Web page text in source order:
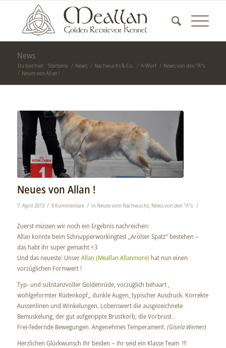
News
Du bist hier: Startseite / News / Nachwuchs & Co. / A-Wurf / News von den "A"s
/ Neues von Allan !
Neues von Allan !
7. April 2013 / 0 Kommentare / in Neues vom Nachwuchs, News von den "A"s /
Zuerst müssen wir noch ein Ergebnis nachreichen:
Allan konnte beim Schnupperworkingtest „Arolser Spatz“ bestehen –
das habt ihr super gemacht <3
Und das neueste: UnserAllan (Meallan Allanmore)hat nun einen
vorzüglichen Formwert !
Typ- und substanzvoller Goldenrüde, vorzüglich behaart ,
wohlgeformter Rüdenkopf,, dunkle Augen, typischer Ausdruck. Korrekte
Aussenlinen und Winkelungen. Lobenswert die ausgezeichnete
Bemuskelung, der gut aufgerippte Brustkorb, die Vorbrust.
Frei-federnde Bewegungen. Angenehmes Temperament.(Gisela Werner)
Herzlichen Glückwunsch ihr beiden – ihr seid ein Klasse Team !!!